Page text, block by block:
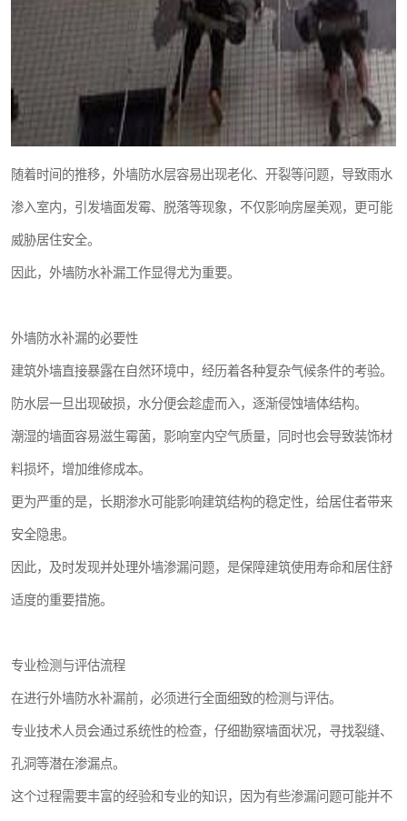
随着时间的推移，外墙防水层容易出现老化、开裂等问题，导致雨水
渗入室内，引发墙面发霉、脱落等现象，不仅影响房屋美观，更可能
威胁居住安全。
因此，外墙防水补漏工作显得尤为重要。
外墙防水补漏的必要性
建筑外墙直接暴露在自然环境中，经历着各种复杂气候条件的考验。
防水层一旦出现破损，水分便会趁虚而入，逐渐侵蚀墙体结构。
潮湿的墙面容易滋生霉菌，影响室内空气质量，同时也会导致装饰材
料损坏，增加维修成本。
更为严重的是，长期渗水可能影响建筑结构的稳定性，给居住者带来
安全隐患。
因此，及时发现并处理外墙渗漏问题，是保障建筑使用寿命和居住舒
适度的重要措施。
专业检测与评估流程
在进行外墙防水补漏前，必须进行全面细致的检测与评估。
专业技术人员会通过系统性的检查，仔细勘察墙面状况，寻找裂缝、
孔洞等潜在渗漏点。
这个过程需要丰富的经验和专业的知识，因为有些渗漏问题可能并不